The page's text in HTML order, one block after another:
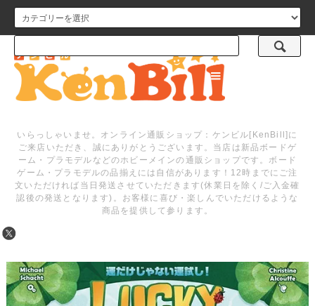
メニュー
いらっしゃいませ。オンライン通販ショップ：ケンビル[KenBill]に
ご来店いただき、誠にありがとうございます。当店は新品ボードゲ
ーム・プラモデルなどのホビーメインの通販ショップです。ボード
ゲーム・プラモデルの品揃えには自信があります！12時までにご注
文いただければ当日発送させていただきます(休業日を除く/ご入金確
認後の発送となります)。お客様に喜び・楽しんでいただけるような
商品を提供して参ります。